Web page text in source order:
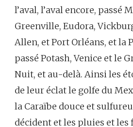
l’aval, l’aval encore, passé
Greenville, Eudora,
Allen, etPort Orléans, etla
passé Potash, Venice etle
Nuit, et au-delà. Ainsiles
de leur éclatle golfe du
la Caraïbe douce et
décident etles pluies etles